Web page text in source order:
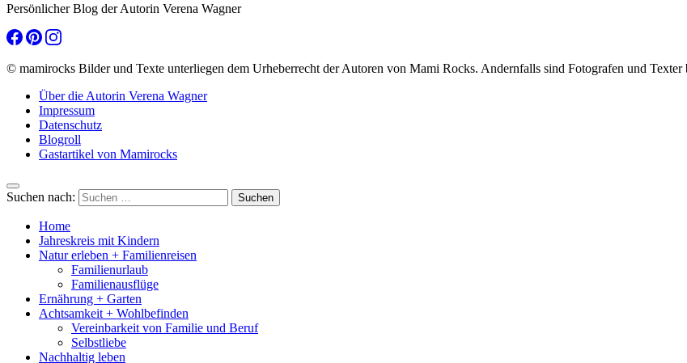
Persönlicher Blog der Autorin Verena Wagner
© mamirocks Bilder und Texte unterliegen dem Urheberrecht der Autoren von Mami Rocks. Andernfalls sind Fotografen und Texter
Über die Autorin Verena Wagner
Impressum
Datenschutz
Blogroll
Gastartikel von Mamirocks
Suchen nach:
Home
Jahreskreis mit Kindern
Natur erleben + Familienreisen
Familienurlaub
Familienausflüge
Ernährung + Garten
Achtsamkeit + Wohlbefinden
Vereinbarkeit von Familie und Beruf
Selbstliebe
Nachhaltig leben